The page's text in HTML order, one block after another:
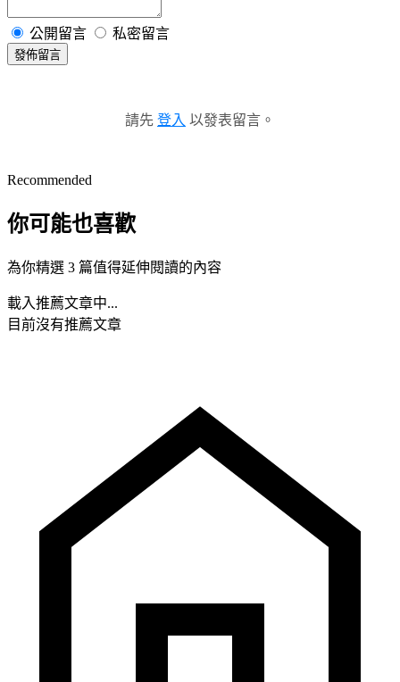
公開留言 私密留言
發佈留言
請先 登入 以發表留言。
Recommended
你可能也喜歡
為你精選 3 篇值得延伸閱讀的內容
載入推薦文章中...
目前沒有推薦文章